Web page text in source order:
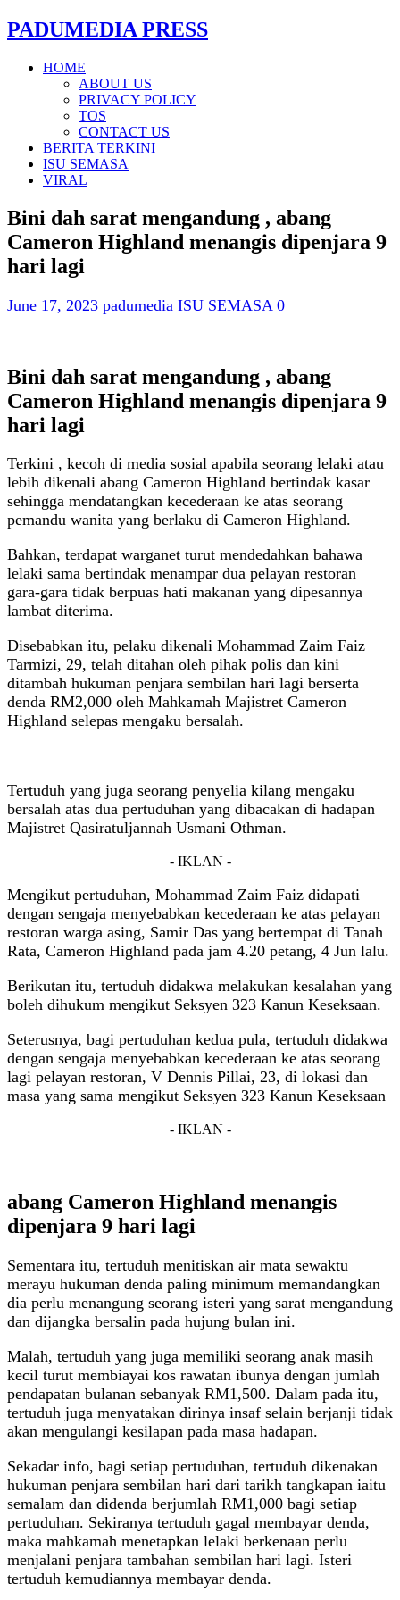
PADUMEDIA PRESS
HOME
ABOUT US
PRIVACY POLICY
TOS
CONTACT US
BERITA TERKINI
ISU SEMASA
VIRAL
Bini dah sarat mengandung , abang
Cameron Highland menangis dipenjara 9
hari lagi
June 17, 2023 padumedia ISU SEMASA 0
Bini dah sarat mengandung , abang
Cameron Highland menangis dipenjara 9
hari lagi
Terkini , kecoh di media sosial apabila seorang lelaki atau
lebih dikenali abang Cameron Highland bertindak kasar
sehingga mendatangkan kecederaan ke atas seorang
pemandu wanita yang berlaku di Cameron Highland.
Bahkan, terdapat warganet turut mendedahkan bahawa
lelaki sama bertindak menampar dua pelayan restoran
gara-gara tidak berpuas hati makanan yang dipesannya
lambat diterima.
Disebabkan itu, pelaku dikenali Mohammad Zaim Faiz
Tarmizi, 29, telah ditahan oleh pihak polis dan kini
ditambah hukuman penjara sembilan hari lagi berserta
denda RM2,000 oleh Mahkamah Majistret Cameron
Highland selepas mengaku bersalah.
Tertuduh yang juga seorang penyelia kilang mengaku
bersalah atas dua pertuduhan yang dibacakan di hadapan
Majistret Qasiratuljannah Usmani Othman.
- IKLAN -
Mengikut pertuduhan, Mohammad Zaim Faiz didapati
dengan sengaja menyebabkan kecederaan ke atas pelayan
restoran warga asing, Samir Das yang bertempat di Tanah
Rata, Cameron Highland pada jam 4.20 petang, 4 Jun lalu.
Berikutan itu, tertuduh didakwa melakukan kesalahan yang
boleh dihukum mengikut Seksyen 323 Kanun Keseksaan.
Seterusnya, bagi pertuduhan kedua pula, tertuduh didakwa
dengan sengaja menyebabkan kecederaan ke atas seorang
lagi pelayan restoran, V Dennis Pillai, 23, di lokasi dan
masa yang sama mengikut Seksyen 323 Kanun Keseksaan
- IKLAN -
abang Cameron Highland menangis
dipenjara 9 hari lagi
Sementara itu, tertuduh menitiskan air mata sewaktu
merayu hukuman denda paling minimum memandangkan
dia perlu menangung seorang isteri yang sarat mengandung
dan dijangka bersalin pada hujung bulan ini.
Malah, tertuduh yang juga memiliki seorang anak masih
kecil turut membiayai kos rawatan ibunya dengan jumlah
pendapatan bulanan sebanyak RM1,500. Dalam pada itu,
tertuduh juga menyatakan dirinya insaf selain berjanji tidak
akan mengulangi kesilapan pada masa hadapan.
Sekadar info, bagi setiap pertuduhan, tertuduh dikenakan
hukuman penjara sembilan hari dari tarikh tangkapan iaitu
semalam dan didenda berjumlah RM1,000 bagi setiap
pertuduhan. Sekiranya tertuduh gagal membayar denda,
maka mahkamah menetapkan lelaki berkenaan perlu
menjalani penjara tambahan sembilan hari lagi. Isteri
tertuduh kemudiannya membayar denda.